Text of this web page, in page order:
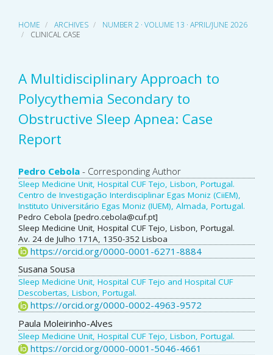
HOME ARCHIVES
NUMBER 2 · VOLUME 13 · APRIL/JUNE 2026
CLINICAL CASE
A Multidisciplinary Approach to
Polycythemia Secondary to
Obstructive Sleep Apnea: Case
Report
Main
Article
Content
Pedro Cebola - Corresponding Author
Sleep Medicine Unit, Hospital CUF Tejo, Lisbon, Portugal.
Centro de Investigação Interdisciplinar Egas Moniz (CiiEM),
Instituto Universitário Egas Moniz (IUEM), Almada, Portugal.
Pedro Cebola [pedro.cebola@cuf.pt]
Sleep Medicine Unit, Hospital CUF Tejo, Lisbon, Portugal.
Av. 24 de Julho 171A, 1350-352 Lisboa
https://orcid.org/0000-0001-6271-8884
Susana Sousa
Sleep Medicine Unit, Hospital CUF Tejo and Hospital CUF
Descobertas, Lisbon, Portugal.
https://orcid.org/0000-0002-4963-9572
Paula Moleirinho-Alves
Sleep Medicine Unit, Hospital CUF Tejo, Lisbon, Portugal.
https://orcid.org/0000-0001-5046-4661